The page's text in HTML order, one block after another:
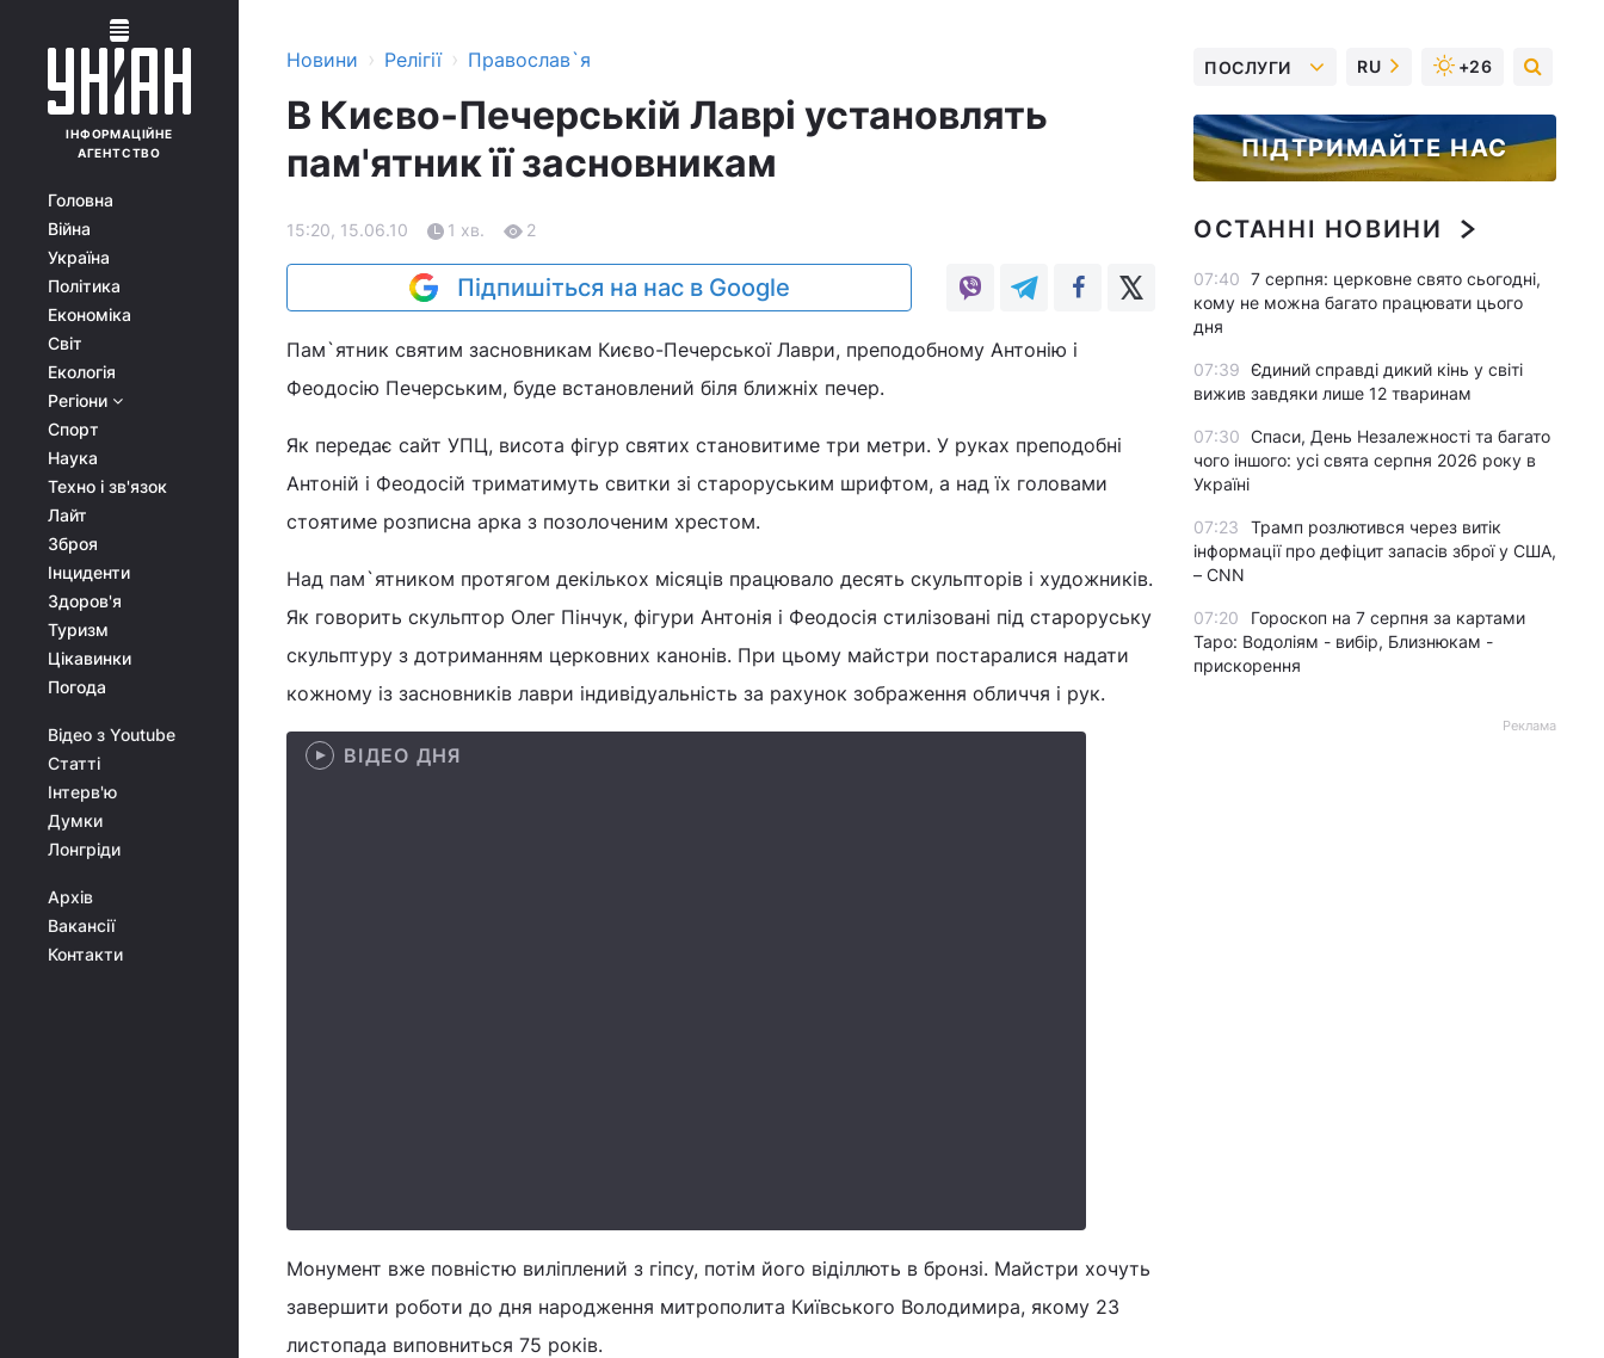
ІНФОРМАЦІЙНЕ
АГЕНТСТВО
Головна
Війна
Україна
Політика
Економіка
Світ
Екологія
Регіони
Спорт
Наука
Техно і зв'язок
Лайт
Зброя
Інциденти
Здоров'я
Туризм
Цікавинки
Погода
Відео з Youtube
Статті
Інтерв'ю
Думки
Лонгріди
Архів
Вакансії
Контакти
Новини › Релігії › Православ`я
В Києво-Печерській Лаврі установлять
пам'ятник її засновникам
15:20, 15.06.10 1 хв. 2
Підпишіться на нас в Google
Пам`ятник святим засновникам Києво-Печерської Лаври, преподобному Антонію і
Феодосію Печерським, буде встановлений біля ближніх печер.
Як передає сайт УПЦ, висота фігур святих становитиме три метри. У руках преподобні
Антоній і Феодосій триматимуть свитки зі староруським шрифтом, а над їх головами
стоятиме розписна арка з позолоченим хрестом.
Над пам`ятником протягом декількох місяців працювало десять скульпторів і художників.
Як говорить скульптор Олег Пінчук, фігури Антонія і Феодосія стилізовані під староруську
скульптуру з дотриманням церковних канонів. При цьому майстри постаралися надати
кожному із засновників лаври індивідуальність за рахунок зображення обличчя і рук.
ВІДЕО ДНЯ
Монумент вже повністю виліплений з гіпсу, потім його віділлють в бронзі. Майстри хочуть
завершити роботи до дня народження митрополита Київського Володимира, якому 23
листопада виповниться 75 років.
ПОСЛУГИ RU +26
ПІДТРИМАЙТЕ НАС
ОСТАННІ НОВИНИ
07:40 7 серпня: церковне свято сьогодні,
кому не можна багато працювати цього
дня
07:39 Єдиний справді дикий кінь у світі
вижив завдяки лише 12 тваринам
07:30 Спаси, День Незалежності та багато
чого іншого: усі свята серпня 2026 року в
Україні
07:23
Трамп розлютився через витік
інформації про дефіцит запасів зброї у США,
– CNN
07:20
Гороскоп на 7 серпня за картами
Таро: Водоліям - вибір, Близнюкам -
прискорення
Реклама